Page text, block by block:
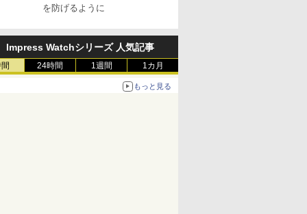
を防げるように
Impress Watchシリーズ 人気記事
24時間 1週間 1カ月
もっと見る